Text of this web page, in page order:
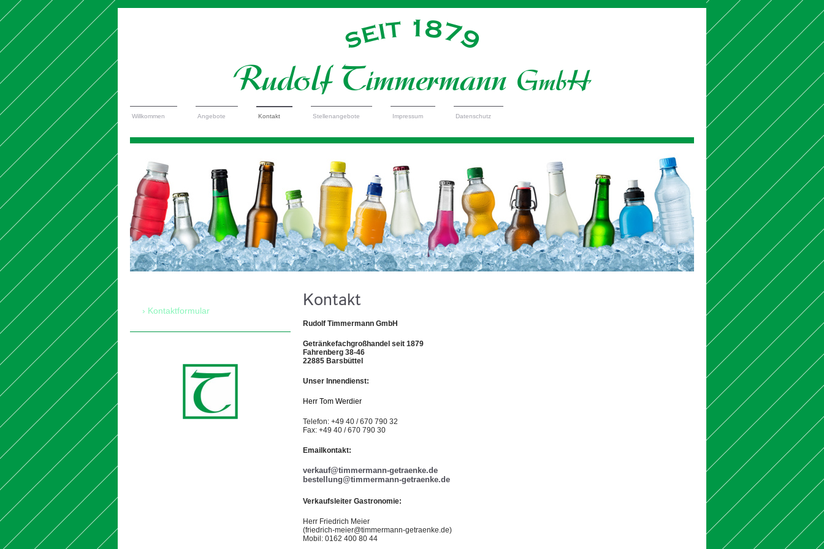
Willkommen Angebote Kontakt Stellenangebote Impressum Datenschutz
Kontakt
Rudolf Timmermann GmbH
Getränkefachgroßhandel seit 1879
Fahrenberg 38-46
22885 Barsbüttel
Unser Innendienst:
Herr Tom Werdier
Telefon: +49 40 / 670 790 32
Fax: +49 40 / 670 790 30
Emailkontakt:
verkauf@timmermann-getraenke.de
bestellung@timmermann-getraenke.de
Verkaufsleiter Gastronomie:
Herr Friedrich Meier
(friedrich-meier@timmermann-getraenke.de)
Mobil: 0162 400 80 44
Kontaktformular